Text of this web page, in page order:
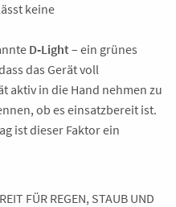
keine
D‑Light– ein grünes
das Gerät voll
aktiv in die Hand nehmen zu
ob es einsatzbereit ist.
ist dieser Faktor ein
FÜR REGEN, STAUB UND